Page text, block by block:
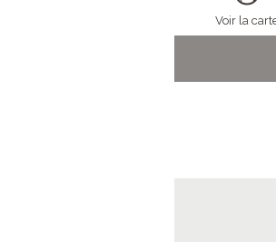
Voir la